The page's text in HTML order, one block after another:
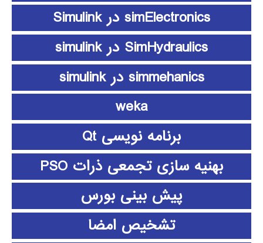
simElectronics در Simulink
SimHydraulics در simulink
simmehanics در simulink
weka
برنامه نویسی Qt
بهنیه سازی تجمعی ذرات PSO
پیش بینی بورس
تشخیص امضا